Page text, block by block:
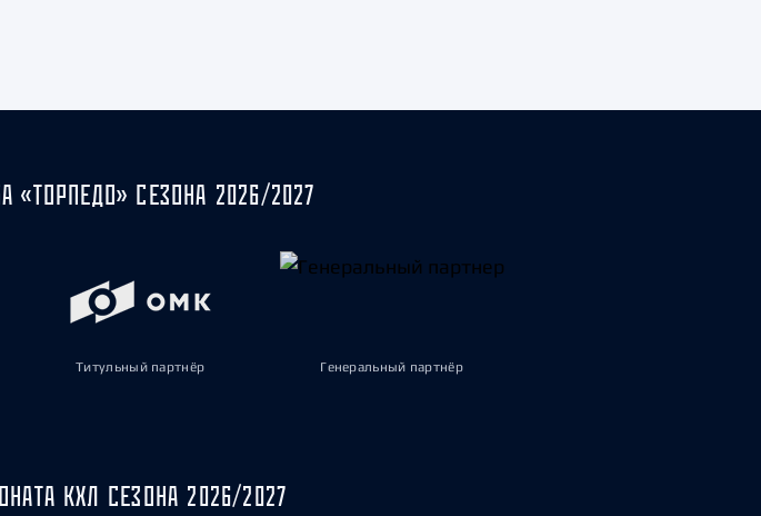
«ТОРПЕДО» СЕЗОНА 2026/2027
Титульный партнёр Генеральный партнёр
КХЛ СЕЗОНА 2026/2027